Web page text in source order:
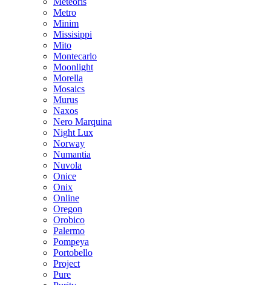
Metro
Minim
Missisippi
Mito
Montecarlo
Moonlight
Morella
Mosaics
Murus
Naxos
Nero Marquina
Night Lux
Norway
Numantia
Nuvola
Onice
Onix
Online
Oregon
Orobico
Palermo
Pompeya
Portobello
Project
Pure